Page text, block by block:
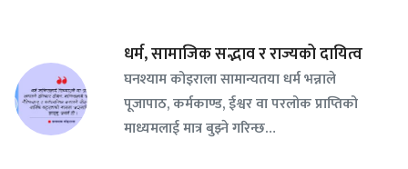
धर्म, सामाजिक सद्भाव र राज्यको दायित्व
घनश्याम कोइराला सामान्यतया धर्म भन्नाले
पूजापाठ, कर्मकाण्ड, ईश्वर वा परलोक प्राप्तिको
माध्यमलाई मात्र बुझ्ने गरिन्छ…